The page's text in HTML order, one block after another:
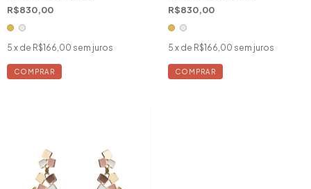
R$830,00
5 x de R$166,00 sem juros
COMPRAR
R$830,00
5 x de R$166,00 sem juros
COMPRAR